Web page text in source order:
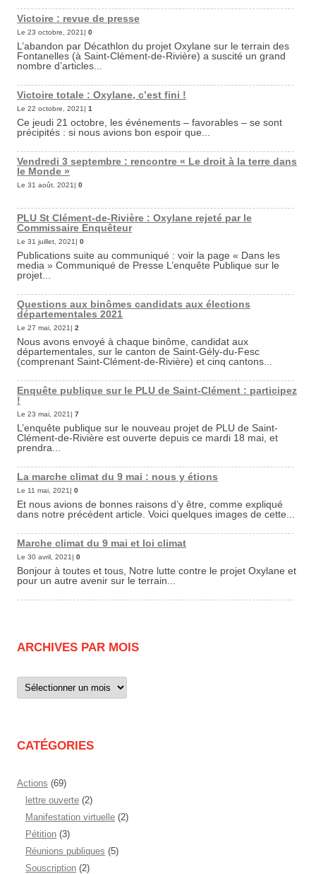
Victoire : revue de presse
Le 23 octobre, 2021| 0
L’abandon par Décathlon du projet Oxylane sur le terrain des
Fontanelles (à Saint-Clément-de-Rivière) a suscité un grand
nombre d’articles...
Victoire totale : Oxylane, c’est fini !
Le 22 octobre, 2021| 1
Ce jeudi 21 octobre, les événements – favorables – se sont
précipités : si nous avions bon espoir que...
Vendredi 3 septembre : rencontre « Le droit à la terre dans
le Monde »
Le 31 août, 2021| 0
PLU St Clément-de-Rivière : Oxylane rejeté par le
Commissaire Enquêteur
Le 31 juillet, 2021| 0
Publications suite au communiqué : voir la page « Dans les
media » Communiqué de Presse L’enquête Publique sur le
projet...
Questions aux binômes candidats aux élections
départementales 2021
Le 27 mai, 2021| 2
Nous avons envoyé à chaque binôme, candidat aux
départementales, sur le canton de Saint-Gély-du-Fesc
(comprenant Saint-Clément-de-Rivière) et cinq cantons...
Enquête publique sur le PLU de Saint-Clément : participez
!
Le 23 mai, 2021| 7
L’enquête publique sur le nouveau projet de PLU de Saint-
Clément-de-Rivière est ouverte depuis ce mardi 18 mai, et
prendra...
La marche climat du 9 mai : nous y étions
Le 11 mai, 2021| 0
Et nous avions de bonnes raisons d’y être, comme expliqué
dans notre précédent article. Voici quelques images de cette...
Marche climat du 9 mai et loi climat
Le 30 avril, 2021| 0
Bonjour à toutes et tous, Notre lutte contre le projet Oxylane et
pour un autre avenir sur le terrain...
ARCHIVES PAR MOIS
Archives
par
CATÉGORIES
Actions (69)
lettre ouverte (2)
Manifestation virtuelle (2)
Pétition (3)
Réunions publiques (5)
Souscription (2)